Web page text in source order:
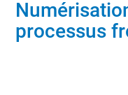
processus